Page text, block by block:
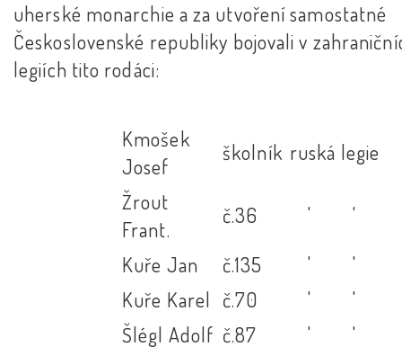
uherské monarchie a za utvoření samostatné
Československé republiky bojovali v
legiích tito rodáci:
Kmošek
Josef
školník ruská legie
Žrout
Frant.
č.36
' '
Kuře Jan
č.135
' '
Kuře Karel č.70
' '
Šlégl Adolf č.87
' '